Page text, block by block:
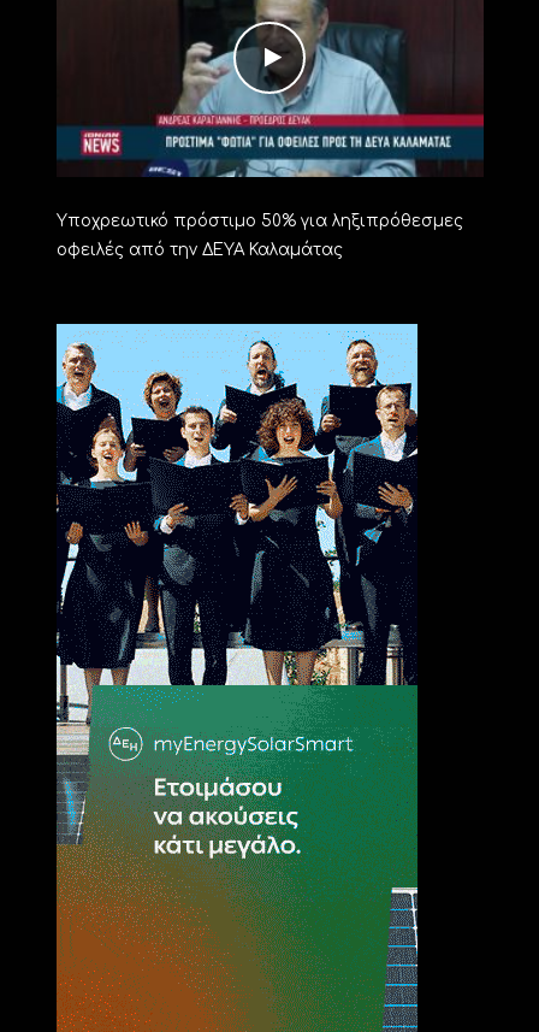
Υποχρεωτικό πρόστιμο 50% για ληξιπρόθεσμες
οφειλές από την ΔΕΥΑ Καλαμάτας